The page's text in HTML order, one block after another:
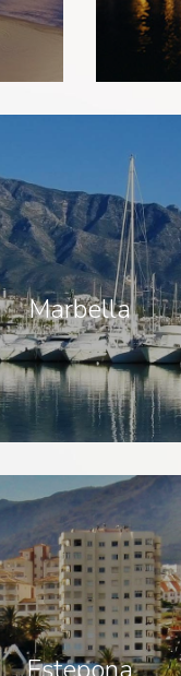
Marbella
Estepona